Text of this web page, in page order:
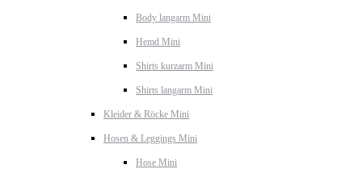
Body langarm Mini
Hemd Mini
Shirts kurzarm Mini
Shirts langarm Mini
Kleider & Röcke Mini
Hosen & Leggings Mini
Hose Mini